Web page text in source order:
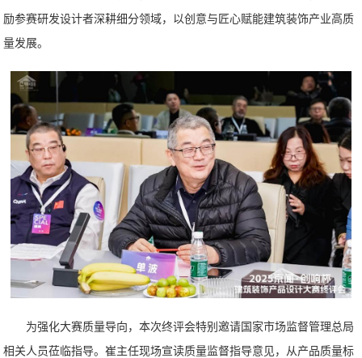
励参赛研发设计者深耕细分领域，以创意与匠心赋能建筑装饰产业高质
量发展。
为强化大赛质量导向，本次终评会特别邀请国家市场监督管理总局
相关人员莅临指导。崔主任现场宣读质量监督指导意见，从产品质量标